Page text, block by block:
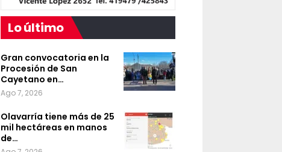
Lo último
Gran convocatoria en la
Procesión de San
Cayetano en…
Ago 7, 2026
Olavarría tiene más de 25
mil hectáreas en manos
de…